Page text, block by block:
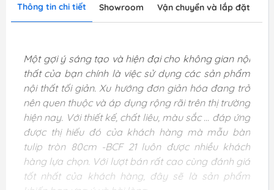
Thông tin chi tiết Showroom Vận chuyển và lắp đặt
Một gợi ý sáng tạo và hiện đại cho không gian nội
thất của bạn chính là việc sử dụng các sản phẩm
nội thất tối giản. Xu hướng đơn giản hóa đang trở
nên quen thuộc và áp dụng rộng rãi trên thị trường
hiện nay. Với thiết kế, chất liêu, màu sắc ... đáp ứng
được thị hiếu đó của khách hàng mà mẫu bàn
tulip tròn 80cm -BCF 21 luôn được nhiều khách
hàng lựa chọn. Với lượt bán rất cao cùng đánh giá
tốt nhất của khách hàng, đây sẽ là sản phẩm